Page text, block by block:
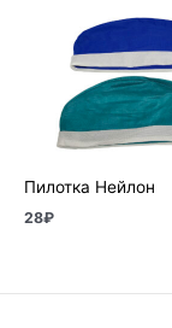
Пилотка Нейлон
28₽